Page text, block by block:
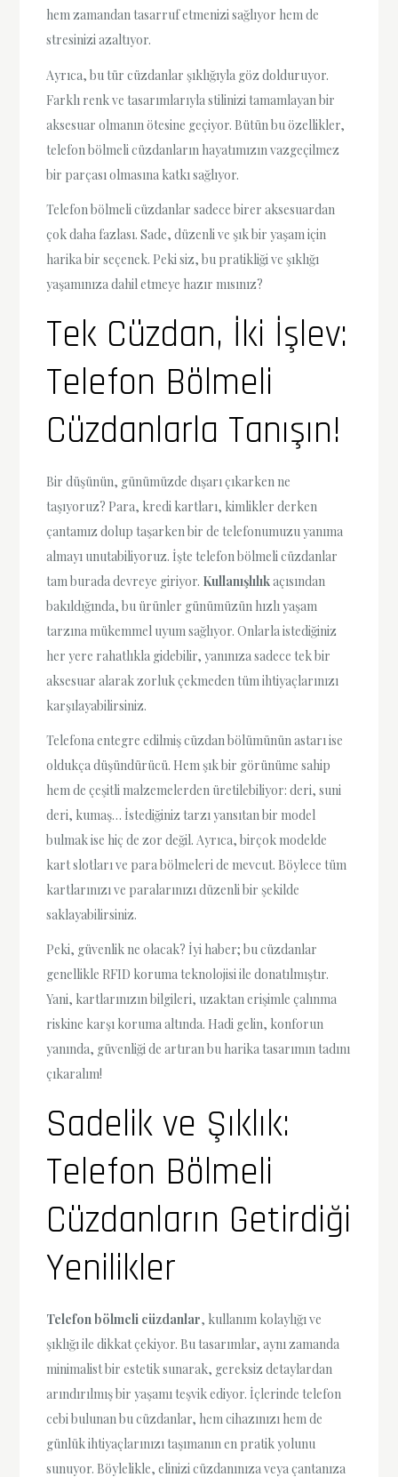
hem zamandan tasarruf etmenizi sağlıyor hem de
stresinizi azaltıyor.
Ayrıca, bu tür cüzdanlar şıklığıyla göz dolduruyor.
Farklı renk ve tasarımlarıyla stilinizi tamamlayan bir
aksesuar olmanın ötesine geçiyor. Bütün bu özellikler,
telefon bölmeli cüzdanların hayatımızın vazgeçilmez
bir parçası olmasına katkı sağlıyor.
Telefon bölmeli cüzdanlar sadece birer aksesuardan
çok daha fazlası. Sade, düzenli ve şık bir yaşam için
harika bir seçenek. Peki siz, bu pratikliği ve şıklığı
yaşamınıza dahil etmeye hazır mısınız?
Tek Cüzdan, İki İşlev:
Telefon Bölmeli
Cüzdanlarla Tanışın!
Bir düşünün, günümüzde dışarı çıkarken ne
taşıyoruz? Para, kredi kartları, kimlikler derken
çantamız dolup taşarken bir de telefonumuzu yanıma
almayı unutabiliyoruz. İşte telefon bölmeli cüzdanlar
tam burada devreye giriyor. Kullanışlılıkaçısından
bakıldığında, bu ürünler günümüzün hızlı yaşam
tarzına mükemmel uyum sağlıyor. Onlarla istediğiniz
her yere rahatlıkla gidebilir, yanınıza sadece tek bir
aksesuar alarak zorluk çekmeden tüm ihtiyaçlarınızı
karşılayabilirsiniz.
Telefona entegre edilmiş cüzdan bölümünün astarı ise
oldukça düşündürücü. Hem şık bir görünüme sahip
hem de çeşitli malzemelerden üretilebiliyor: deri, suni
deri, kumaş… İstediğiniz tarzı yansıtan bir model
bulmak ise hiç de zor değil. Ayrıca, birçok modelde
kart slotları ve para bölmeleri de mevcut. Böylece tüm
kartlarınızı ve paralarınızı düzenli bir şekilde
saklayabilirsiniz.
Peki, güvenlik ne olacak? İyi haber; bu cüzdanlar
genellikle RFID koruma teknolojisi ile donatılmıştır.
Yani, kartlarınızın bilgileri, uzaktan erişimle çalınma
riskine karşı koruma altında. Hadi gelin, konforun
yanında, güvenliği de artıran bu harika tasarımın tadını
çıkaralım!
Sadelik ve Şıklık:
Telefon Bölmeli
Cüzdanların Getirdiği
Yenilikler
Telefon bölmeli cüzdanlar, kullanım kolaylığı ve
şıklığı ile dikkat çekiyor. Bu tasarımlar, aynı zamanda
minimalist bir estetik sunarak, gereksiz detaylardan
arındırılmış bir yaşamı teşvik ediyor. İçlerinde telefon
cebi bulunan bu cüzdanlar, hem cihazınızı hem de
günlük ihtiyaçlarınızı taşımanın en pratik yolunu
sunuyor. Böylelikle, elinizi cüzdanınıza veya çantanıza